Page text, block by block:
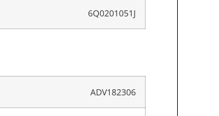
6Q0201051J
ADV182306